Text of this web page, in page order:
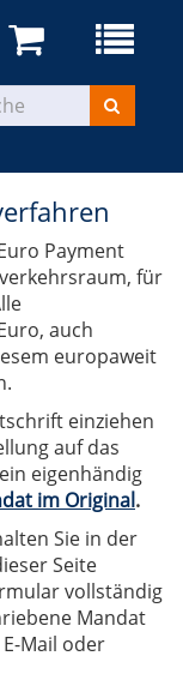
Payment
für
auch
europaweit
einziehen
auf das
eigenhändig
im Original.
Sie in der
Seite
vollständig
Mandat
Mail oder